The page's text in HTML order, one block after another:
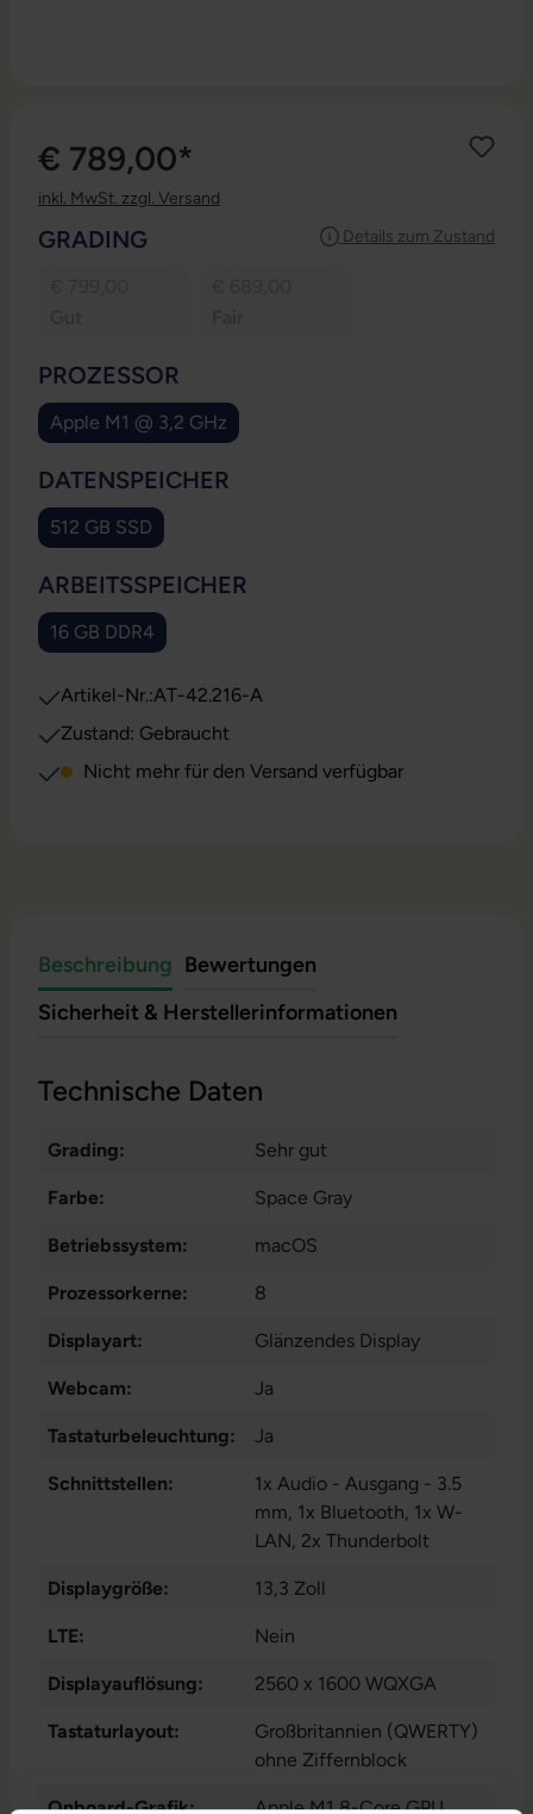
€ 789,00*
inkl. MwSt. zzgl. Versand
Details zum Zustand
GRADING
PROZESSOR
Apple M1 @ 3,2 GHz
(Diese Option ist zurzeit nicht verfügbar.)
DATENSPEICHER
512 GB SSD
(Diese Option ist zurzeit nicht verfügbar.)
ARBEITSSPEICHER
16 GB DDR4
(Diese Option ist zurzeit nicht verfügbar.)
Artikel-Nr.:AT-42.216-A
Zustand: Gebraucht
Nicht mehr für den Versand verfügbar
Beschreibung Bewertungen
Sicherheit & Herstellerinformationen
Technische Daten
Grading: Sehr gut
Farbe: Space Gray
Betriebssystem: macOS
Prozessorkerne: 8
Displayart: Glänzendes Display
Webcam: Ja
Tastaturbeleuchtung: Ja
Schnittstellen:
1x Audio - Ausgang - 3.5
mm, 1x Bluetooth, 1x W-
LAN, 2x Thunderbolt
Displaygröße: 13,3 Zoll
LTE: Nein
Displayauflösung: 2560 x 1600 WQXGA
Tastaturlayout:
Großbritannien (QWERTY)
ohne Ziffernblock
Onboard-Grafik: Apple M1 8-Core GPU